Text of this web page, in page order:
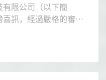
限公司（以下簡
訊，經過嚴格的審核
，公司在2025年度申